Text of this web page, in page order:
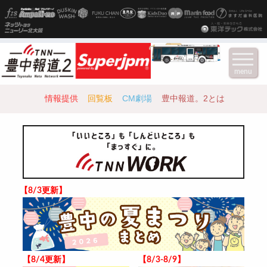
情報提供 回覧板 CM劇場 豊中報道。2とは
【8/3更新】
【8/4更新】 【8/3-8/9】
menu